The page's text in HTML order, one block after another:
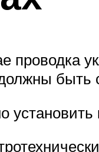
проводка
быть